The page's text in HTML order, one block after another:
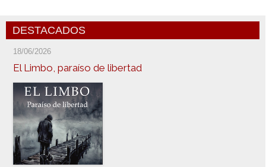
DESTACADOS
18/06/2026
El Limbo, paraíso de libertad